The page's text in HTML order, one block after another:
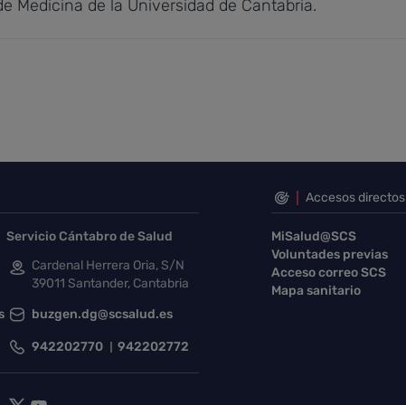
Medicina de la Universidad de Cantabria.
Servicio Cántabro de Salud
Cardenal Herrera Oria, S/N
39011 Santander, Cantabria
buzgen.dg@scsalud.es
942202770 942202772
Accesos directos
MiSalud@SCS
Voluntades previas
Acceso correo SCS
Mapa sanitario